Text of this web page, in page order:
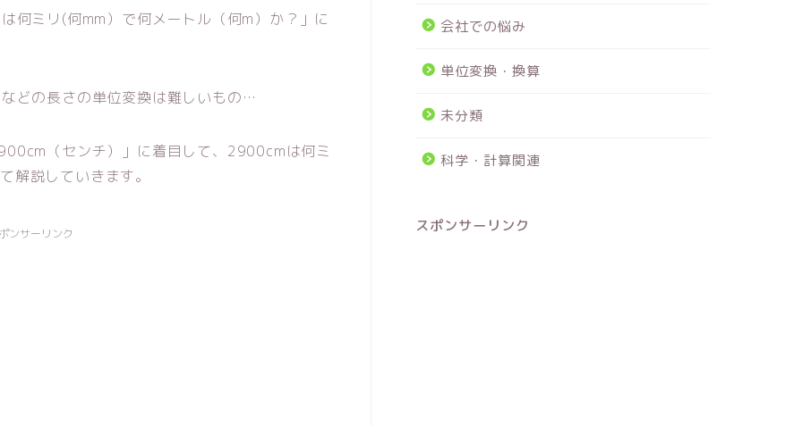
何ミリ(何mm）で何メートル（何m）か？」に
どの長さの単位変換は難しいもの…
（センチ）」に着目して、2900cmは何ミ
解説していきます。
ンサーリンク
会社での悩み
単位変換・換算
未分類
科学・計算関連
スポンサーリンク